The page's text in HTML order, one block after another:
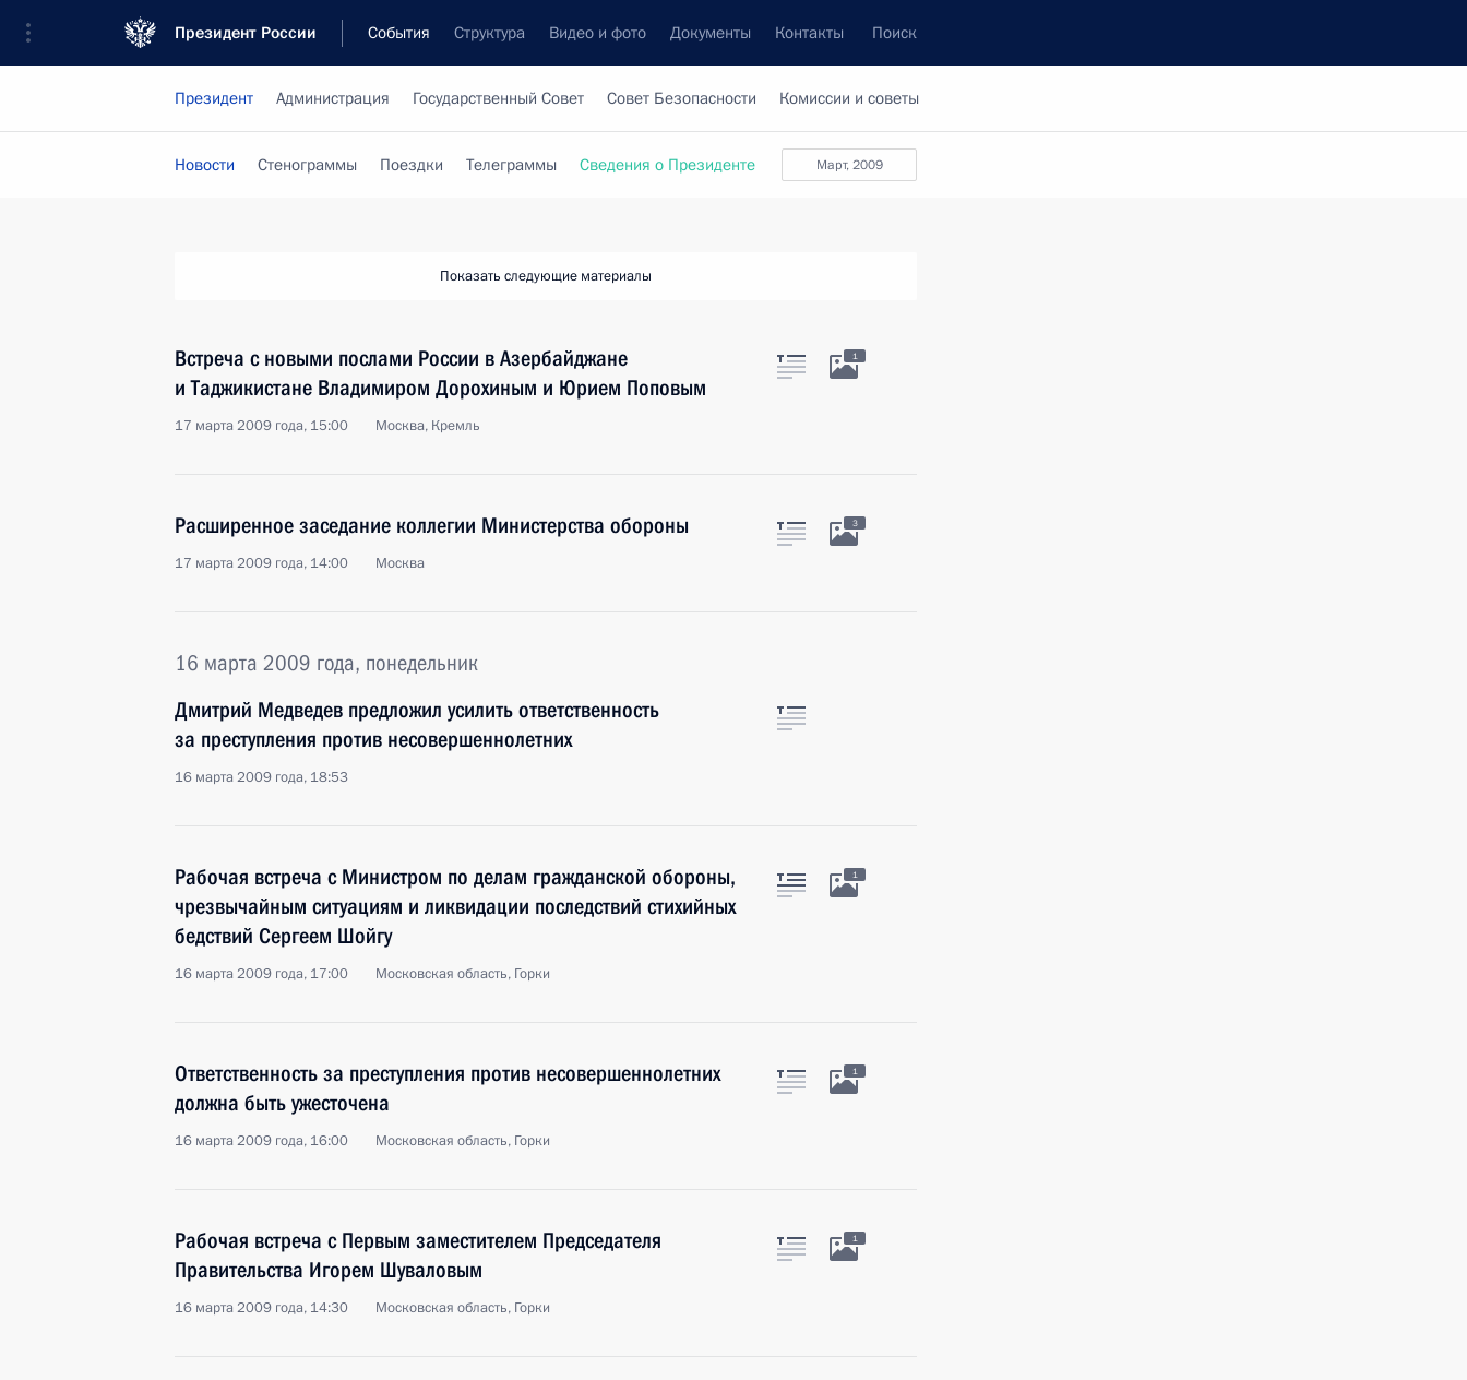
Президент России События Структура Видео и фото Документы Контакты Поиск
Президент Администрация Государственный Совет Совет Безопасности Комиссии и советы
март, 2009
Новости Стенограммы Поездки Телеграммы Сведения о Президенте
Показать следующие материалы
Встреча с новыми послами России в Азербайджане
и Таджикистане Владимиром Дорохиным и Юрием Поповым
17 марта 2009 года, 15:00 Москва, Кремль
1
Расширенное заседание коллегии Министерства обороны
17 марта 2009 года, 14:00 Москва
3
16 марта 2009 года, понедельник
Дмитрий Медведев предложил усилить ответственность
за преступления против несовершеннолетних
16 марта 2009 года, 18:53
Рабочая встреча с Министром по делам гражданской обороны,
чрезвычайным ситуациям и ликвидации последствий стихийных
бедствий Сергеем Шойгу
16 марта 2009 года, 17:00 Московская область, Горки
1
Ответственность за преступления против несовершеннолетних
должна быть ужесточена
16 марта 2009 года, 16:00 Московская область, Горки
1
Рабочая встреча с Первым заместителем Председателя
Правительства Игорем Шуваловым
16 марта 2009 года, 14:30 Московская область, Горки
1